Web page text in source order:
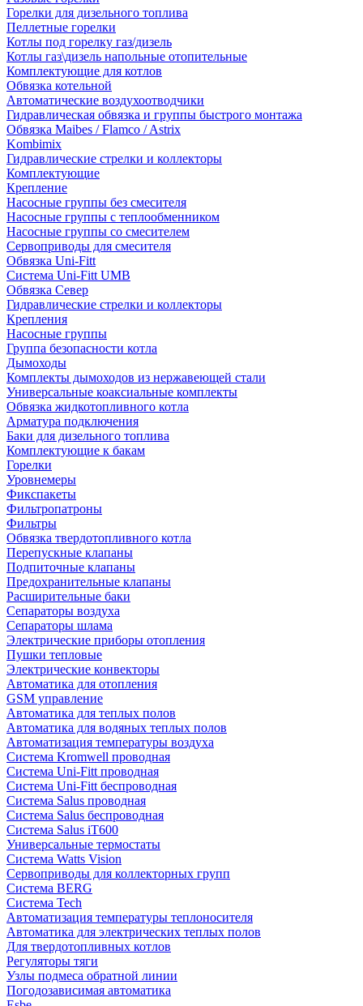
Горелки для дизельного топлива
Пеллетные горелки
Котлы под горелку газ/дизель
Котлы газ\дизель напольные отопительные
Комплектующие для котлов
Обвязка котельной
Автоматические воздухоотводчики
Гидравлическая обвязка и группы быстрого монтажа
Обвязка Maibes / Flamco / Astrix
Kombimix
Гидравлические стрелки и коллекторы
Комплектующие
Крепление
Насосные группы без смесителя
Насосные группы с теплообменником
Насосные группы со смесителем
Сервоприводы для смесителя
Обвязка Uni-Fitt
Система Uni-Fitt UMB
Обвязка Север
Гидравлические стрелки и коллекторы
Крепления
Насосные группы
Группа безопасности котла
Дымоходы
Комплекты дымоходов из нержавеющей стали
Универсальные коаксиальные комплекты
Обвязка жидкотопливного котла
Арматура подключения
Баки для дизельного топлива
Комплектующие к бакам
Горелки
Уровнемеры
Фикспакеты
Фильтропатроны
Фильтры
Обвязка твердотопливного котла
Перепускные клапаны
Подпиточные клапаны
Предохранительные клапаны
Расширительные баки
Сепараторы воздуха
Сепараторы шлама
Электрические приборы отопления
Пушки тепловые
Электрические конвекторы
Автоматика для отопления
GSM управление
Автоматика для теплых полов
Автоматика для водяных теплых полов
Автоматизация температуры воздуха
Система Kromwell проводная
Система Uni-Fitt проводная
Система Uni-Fitt беспроводная
Система Salus проводная
Система Salus беспроводная
Система Salus iT600
Универсальные термостаты
Система Watts Vision
Сервоприводы для коллекторных групп
Система BERG
Система Tech
Автоматизация температуры теплоносителя
Автоматика для электрических теплых полов
Для твердотопливных котлов
Регуляторы тяги
Узлы подмеса обратной линии
Погодозависимая автоматика